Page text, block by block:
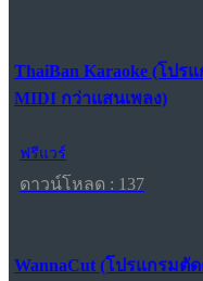
ThaiBan Karaoke (โปร
MIDI กว่าแสนเพลง)
ฟรีแวร์
ดาวน์โหลด : 137
WannaCut (โปรแกรมตั